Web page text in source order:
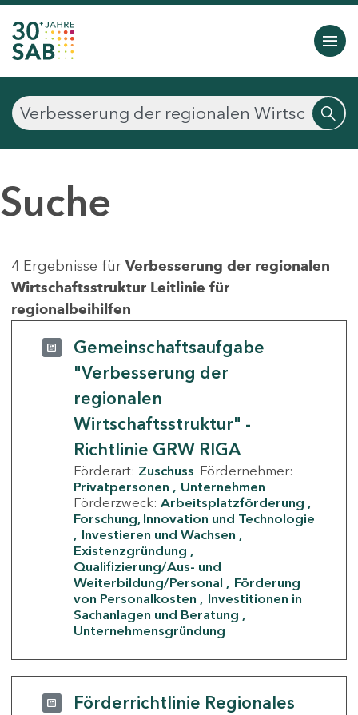
Suche
4 Ergebnisse für Verbesserung der regionalen
Wirtschaftsstruktur Leitlinie für
regionalbeihilfen
Gemeinschaftsaufgabe
"Verbesserung der
regionalen
Wirtschaftsstruktur" -
Richtlinie GRW RIGA
Förderart: Zuschuss Fördernehmer:
Privatpersonen
Unternehmen
Förderzweck: Arbeitsplatzförderung
Forschung, Innovation und Technologie
Investieren und Wachsen
Existenzgründung
Qualifizierung/Aus- und
Weiterbildung/Personal
Förderung
von Personalkosten
Investitionen in
Sachanlagen und Beratung
Unternehmensgründung
Förderrichtlinie Regionales